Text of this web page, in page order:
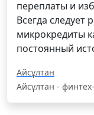
переплаты и
Всегда следует
микрокредиты
постоянный
Айсұлтан
Айсұлтан -